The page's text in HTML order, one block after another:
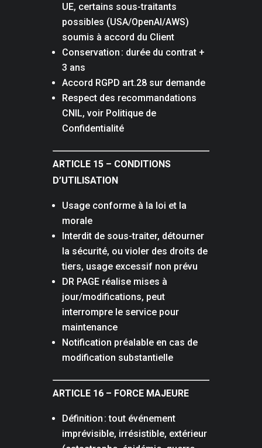
UE, certains sous-traitants
possibles (USA/OpenAI/AWS)
soumis à accord du Client
Conservation : durée du contrat +
3 ans
Accord RGPD art.28 sur demande
Respect des recommandations
CNIL, voir Politique de
Confidentialité
ARTICLE 15 – CONDITIONS
D’UTILISATION
Usage conforme à la loi et la
morale
Interdit de sous-traiter, détourner
la sécurité, ou violer des droits de
tiers, usage excessif non prévu
DR PAGE réalise mises à
jour/modifications, peut
interrompre le service pour
maintenance
Notification préalable en cas de
modification substantielle
ARTICLE 16 – FORCE MAJEURE
Définition : tout événement
imprévisible, irrésistible, extérieur